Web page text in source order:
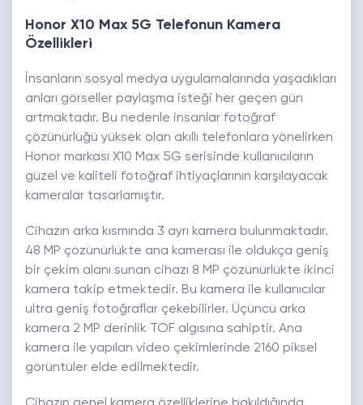
Honor X10 Max 5G Telefonun Kamera
Özellikleri
İnsanların sosyal medya uygulamalarında yaşadıkları
anları görseller paylaşma isteği her geçen gün
artmaktadır. Bu nedenle insanlar fotoğraf
çözünürlüğü yüksek olan akıllı telefonlara yönelirken
Honor markası X10 Max 5G serisinde kullanıcıların
güzel ve kaliteli fotoğraf ihtiyaçlarının karşılayacak
kameralar tasarlamıştır.
Cihazın arka kısmında 3 ayrı kamera bulunmaktadır.
48 MP çözünürlükte ana kamerası ile oldukça geniş
bir çekim alanı sunan cihazı 8 MP çözünürlükte ikinci
kamera takip etmektedir. Bu kamera ile kullanıcılar
ultra geniş fotoğraflar çekebilirler. Üçüncü arka
kamera 2 MP derinlik TOF algısına sahiptir. Ana
kamera ile yapılan video çekimlerinde 2160 piksel
görüntüler elde edilmektedir.